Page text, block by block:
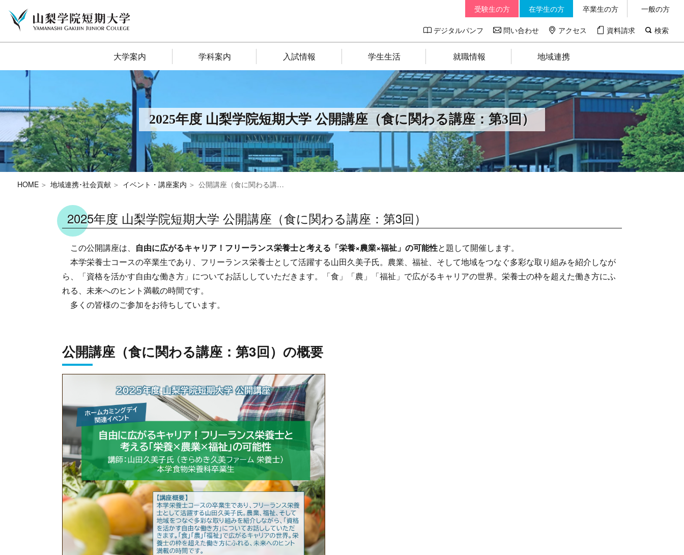
受験生の方 在学生の方 卒業生の方 一般の方
デジタルパンフ 問い合わせ アクセス 資料請求 検索
大学案内 学科案内 入試情報 学生生活 就職情報 地域連携
2025年度 山梨学院短期大学 公開講座（食に関わる講座：第3回）
HOME 地域連携･社会貢献 イベント・講座案内 公開講座（食に関わる講座：第3回）
2025年度 山梨学院短期大学 公開講座（食に関わる講座：第3回）
この公開講座は、 自由に広がるキャリア！フリーランス栄養士と考える「栄養×農業×福祉」の可能性と題して開催します。
本学栄養士コースの卒業生であり、フリーランス栄養士として活躍する山田久美子氏。農業、福祉、そして地域をつなぐ多彩な取り組みを紹介しなが
ら、「資格を活かす自由な働き方」についてお話ししていただきます。「食」「農」「福祉」で広がるキャリアの世界。栄養士の枠を超えた働き方にふ
れる、未来へのヒント満載の時間です。
多くの皆様のご参加をお待ちしています。
公開講座（食に関わる講座：第3回）の概要